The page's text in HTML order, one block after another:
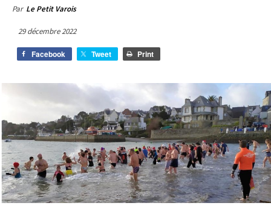
Par Le Petit Varois
29 décembre 2022
Facebook Tweet Print